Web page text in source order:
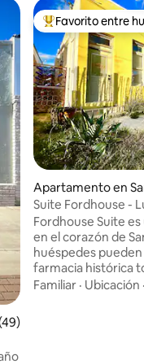
promedio: 4.92 de 5,
Favorito entre
Favorito entre
Apartamento en
Suite Fordhouse -
Fordhouse Suite
en el corazón de
huéspedes
farmacia histórica
actualizada y sus
Familiar · Ubicación ·